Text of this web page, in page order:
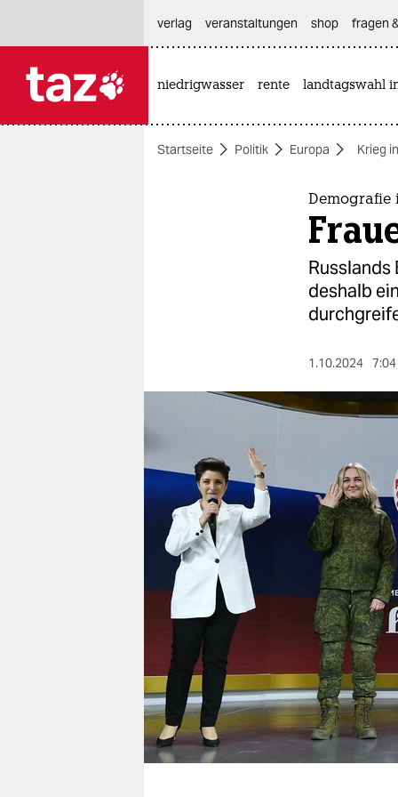
themen
wahrheit
verlag
verlag
veranstaltungen
shop
fragen & hilfe
unterstützen
abo
genossenschaft
verlag
veranstaltungen shop fragen
niedrigwasser rente landtagswahl
Startseite Politik Europa Krieg
Demografie
deshalb
1.10.2024